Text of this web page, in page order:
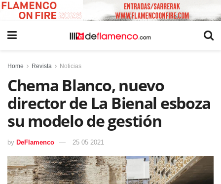
Home Revista Noticias
Chema Blanco, nuevo
director de La Bienal esboza
su modelo de gestión
by DeFlamenco 25 05 2021